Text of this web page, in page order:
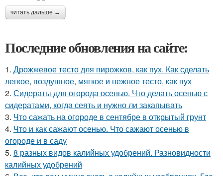
читать дальше →
Последние обновления на сайте:
1. Дрожжевое тесто для пирожков, как пух. Как сделать
легкое, воздушное, мягкое и нежное тесто, как пух
2. Сидераты для огорода осенью. Что делать осенью с
сидератами, когда сеять и нужно ли закапывать
3. Что сажать на огороде в сентябре в открытый грунт
4. Что и как сажают осенью. Что сажают осенью в
огороде и в саду
5. 8 разных видов калийных удобрений. Разновидности
калийных удобрений